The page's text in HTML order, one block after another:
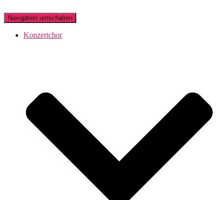
Navigation umschalten
Konzertchor